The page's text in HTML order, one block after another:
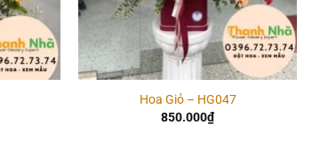
Hoa Giỏ – HG047
850.000₫